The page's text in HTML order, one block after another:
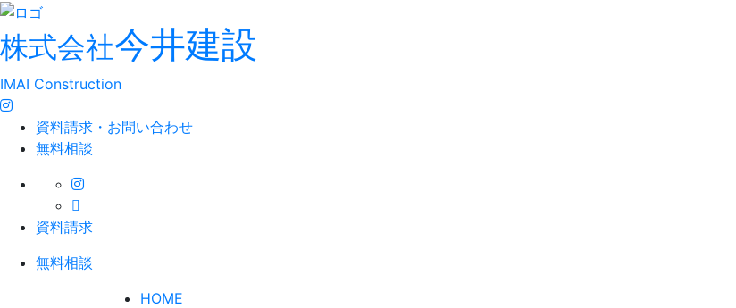
株式会社今井建設
IMAI Construction
資料請求・お問い合わせ
無料相談
資料請求
無料相談
HOME